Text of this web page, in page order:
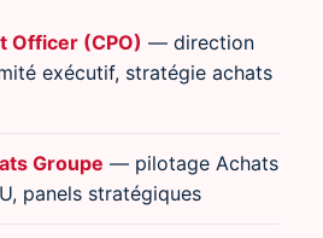
Officer (CPO) — direction
exécutif, stratégie achats
Groupe — pilotage Achats
panels stratégiques